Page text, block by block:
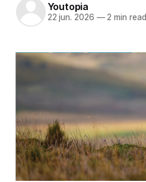
Youtopia
22 jun. 2026 —2 min read